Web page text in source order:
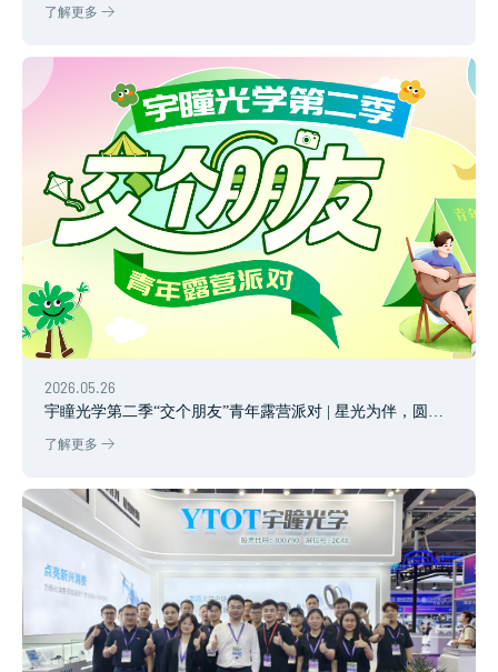
了解更多
2026.05.26
宇瞳光学第二季“交个朋友”青年露营派对 | 星光为伴，圆满
了解更多